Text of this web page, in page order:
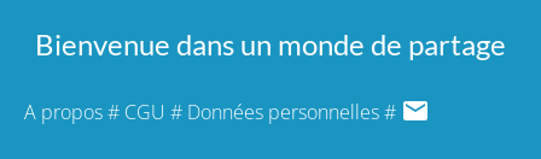
Bienvenue dans un monde de partage
A propos# CGU # Données personnelles#